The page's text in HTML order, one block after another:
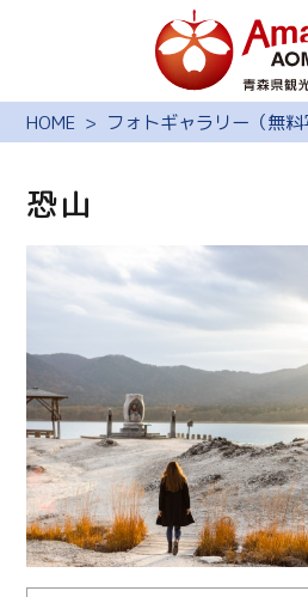
HOME フォトギャラリー（無料
恐山